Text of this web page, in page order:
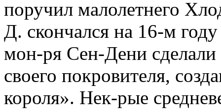
поручил малолетнего
Д. скончался на 16-м
мон-ря Сен-Дени сделали
своего покровителя,
короля». Нек-рые